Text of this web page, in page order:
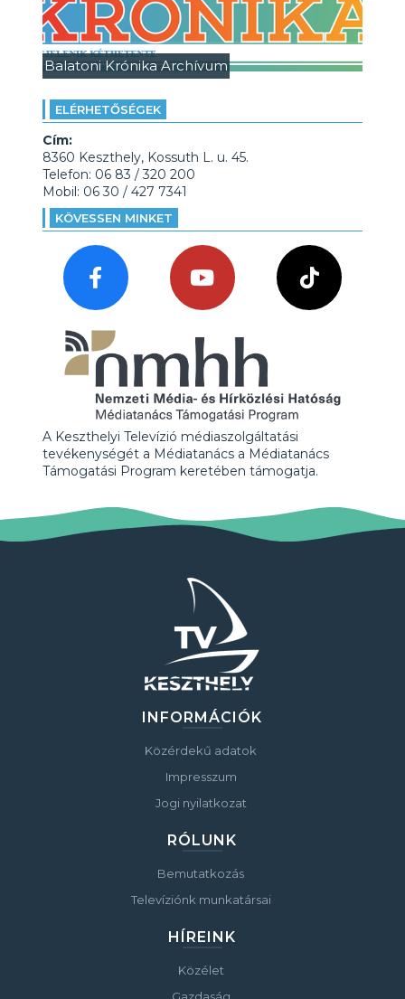
Balatoni Krónika Archívum
ELÉRHETŐSÉGEK
Cím:
8360 Keszthely, Kossuth L. u. 45.
Telefon: 06 83 / 320 200
Mobil: 06 30 / 427 7341
KÖVESSEN MINKET
A Keszthelyi Televízió médiaszolgáltatási
tevékenységét a Médiatanács a Médiatanács
Támogatási Program keretében támogatja.
INFORMÁCIÓK
Közérdekű adatok
Impresszum
Jogi nyilatkozat
RÓLUNK
Bemutatkozás
Televíziónk munkatársai
HÍREINK
Közélet